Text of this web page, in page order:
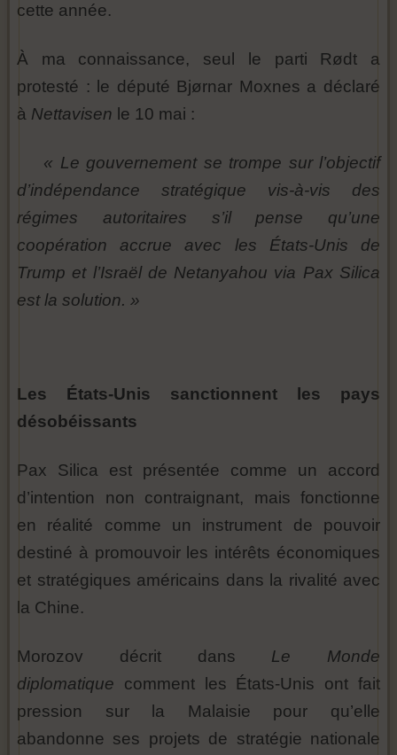
cette année.
À ma connaissance, seul le parti Rødt a
protesté : le député Bjørnar Moxnes a déclaré
à Nettavisen le 10 mai :
« Le gouvernement se trompe sur l’objectif
d’indépendance stratégique vis-à-vis des
régimes autoritaires s’il pense qu’une
coopération accrue avec les États-Unis de
Trump et l’Israël de Netanyahou via Pax Silica
est la solution. »
Les États-Unis sanctionnent les pays
désobéissants
Pax Silica est présentée comme un accord
d’intention non contraignant, mais fonctionne
en réalité comme un instrument de pouvoir
destiné à promouvoir les intérêts économiques
et stratégiques américains dans la rivalité avec
la Chine.
Morozov décrit dans Le Monde
diplomatique comment les États-Unis ont fait
pression sur la Malaisie pour qu’elle
abandonne ses projets de stratégie nationale